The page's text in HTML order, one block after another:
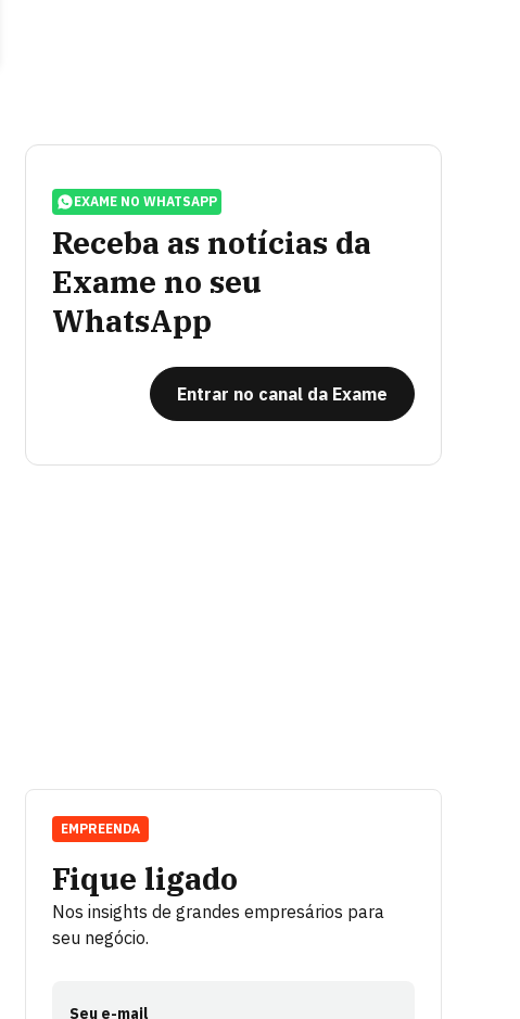
EXAME NO WHATSAPP
Receba as notícias da
Exame no seu
WhatsApp
Entrar no canal da Exame
Fique ligado
Nos insights de grandes empresários para
seu negócio.
Seu e-mail
EMPREENDA